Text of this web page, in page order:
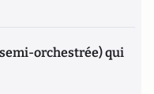
orchestrée) qui